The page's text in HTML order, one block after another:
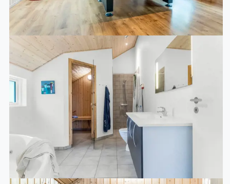
Whirlpool
Entspannen Sie sich im Innen-Durchlauf-Whirlpool für
2 Personen.